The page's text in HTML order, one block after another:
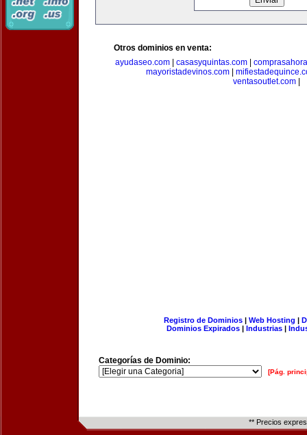
Otros dominios en venta:
ayudaseo.com
casasyquintas.com
mayoristadevinos.com
ventasoutlet.com
Registro de Dominios| Web Hosting |
Dominios Expirados | Industrias |
Categorías de Dominio:
[Pág.
** Precios